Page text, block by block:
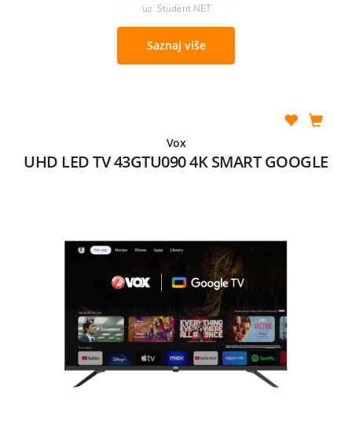
uz Student NET
Saznaj više
Vox
UHD LED TV 43GTU090 4K SMART GOOGLE